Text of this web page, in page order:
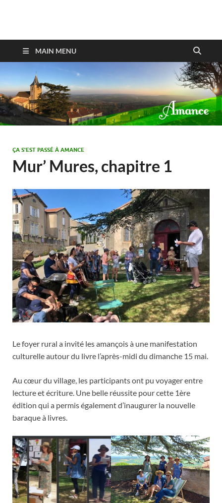
Amance
MAIN MENU
ÇA S'EST PASSÉ À AMANCE
Mur’ Mures, chapitre 1
Le foyer rural a invité les amançois à une manifestation
culturelle autour du livre l’après-midi du dimanche 15 mai.
Au cœur du village, les participants ont pu voyager entre
lecture et écriture. Une belle réussite pour cette 1ère
édition qui a permis également d’inaugurer la nouvelle
baraque à livres.